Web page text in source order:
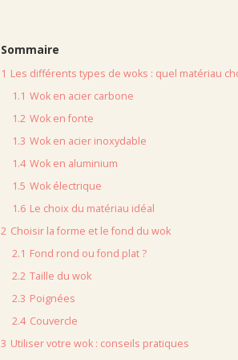
Sommaire
1 Les différents types de woks : quel matériau
1.1 Wok en acier carbone
1.2 Wok en fonte
1.3 Wok en acier inoxydable
1.4 Wok en aluminium
1.5 Wok électrique
1.6 Le choix du matériau idéal
2 Choisir la forme et le fond du wok
2.1 Fond rond ou fond plat ?
2.2 Taille du wok
2.3 Poignées
2.4 Couvercle
3 Utiliser votre wok : conseils pratiques